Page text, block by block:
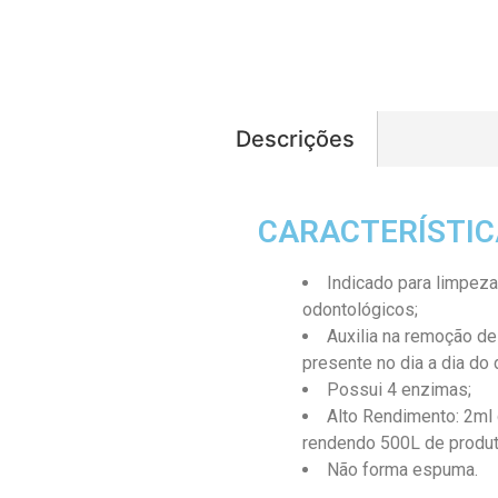
Descrições
Indicado para
odontológicos;
Auxilia na remoção
presente no dia a dia do
Possui 4 enzimas;
Alto Rendimento:
rendendo 500L de
Não forma espuma.